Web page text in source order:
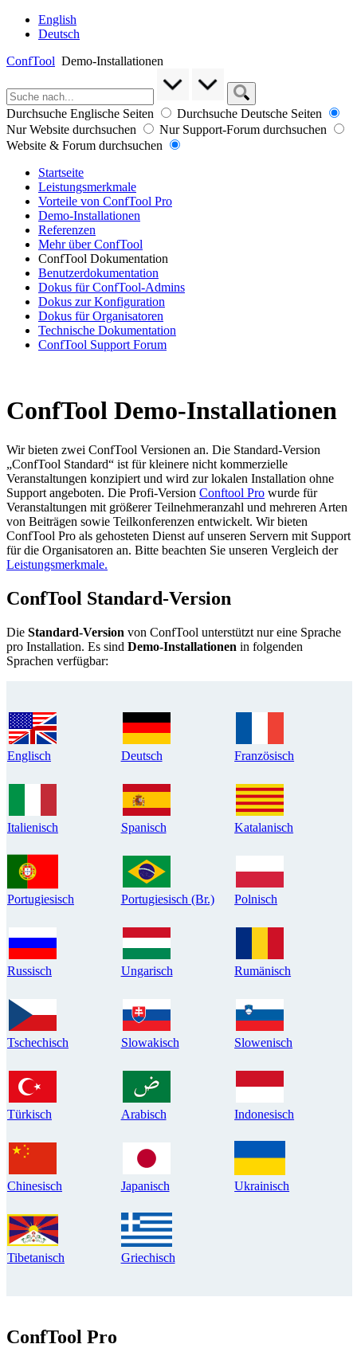
English
Deutsch
ConfTool Demo-Installationen
Durchsuche Englische Seiten
Durchsuche Deutsche Seiten
Nur Website durchsuchen
Nur Support-Forum durchsuchen
Website & Forum durchsuchen
Startseite
Leistungsmerkmale
Vorteile von ConfTool Pro
Demo-Installationen
Referenzen
Mehr über ConfTool
ConfTool Dokumentation
Benutzerdokumentation
Dokus für ConfTool-Admins
Dokus zur Konfiguration
Dokus für Organisatoren
Technische Dokumentation
ConfTool Support Forum
ConfTool Demo-Installationen
Wir bieten zwei ConfTool Versionen an. Die Standard-Version
„ConfTool Standard“ ist für kleinere nicht kommerzielle
Veranstaltungen konzipiert und wird zur lokalen Installation ohne
Support angeboten. Die Profi-Version Conftool Pro wurde für
Veranstaltungen mit größerer Teilnehmeranzahl und mehreren Arten
von Beiträgen sowie Teilkonferenzen entwickelt. Wir bieten
ConfTool Pro als gehosteten Dienst auf unseren Servern mit Support
für die Organisatoren an. Bitte beachten Sie unseren Vergleich der
Leistungsmerkmale.
ConfTool Standard-Version
Die Standard-Version von ConfTool unterstützt nur eine Sprache
pro Installation. Es sind Demo-Installationen in folgenden
Sprachen verfügbar:
Englisch Deutsch Französisch
Italienisch Spanisch Katalanisch
Portugiesisch Portugiesisch (Br.) Polnisch
Russisch Ungarisch Rumänisch
Tschechisch Slowakisch Slowenisch
Türkisch Arabisch Indonesisch
Chinesisch Japanisch Ukrainisch
Tibetanisch Griechisch
ConfTool Pro